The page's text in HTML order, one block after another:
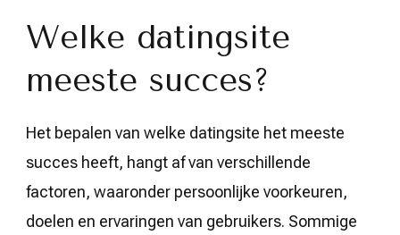
Welke datingsite
meeste succes?
Het bepalen van welke datingsite het meeste
succes heeft, hangt af van verschillende
factoren, waaronder persoonlijke voorkeuren,
doelen en ervaringen van gebruikers. Sommige